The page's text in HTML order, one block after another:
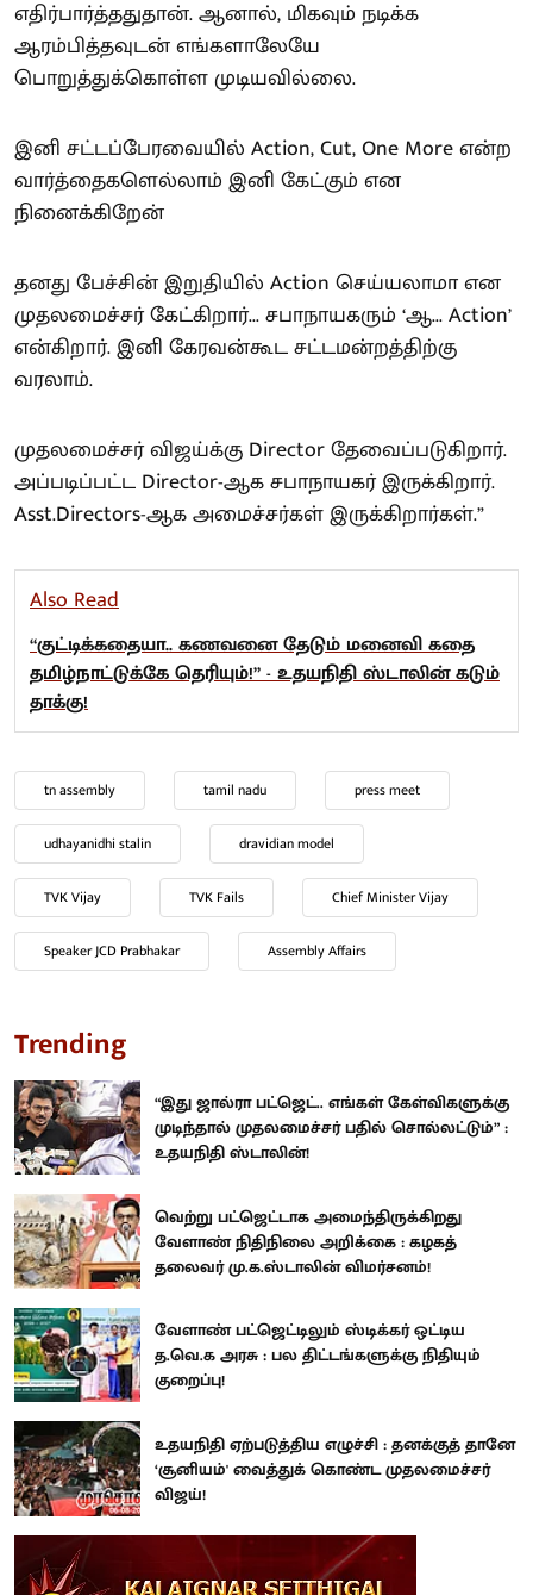
எதிர்பார்த்ததுதான். ஆனால், மிகவும் நடிக்க
ஆரம்பித்தவுடன் எங்களாலேயே
பொறுத்துக்கொள்ள முடியவில்லை.
இனி சட்டப்பேரவையில் Action, Cut, One More என்ற
வார்த்தைகளெல்லாம் இனி கேட்கும் என
நினைக்கிறேன்
தனது பேச்சின் இறுதியில் Action செய்யலாமா என
முதலமைச்சர் கேட்கிறார்... சபாநாயகரும் ‘ஆ... Action’
என்கிறார். இனி கேரவன்கூட சட்டமன்றத்திற்கு
வரலாம்.
முதலமைச்சர் விஜய்க்கு Director தேவைப்படுகிறார்.
அப்படிப்பட்ட Director-ஆக சபாநாயகர் இருக்கிறார்.
Asst.Directors-ஆக அமைச்சர்கள் இருக்கிறார்கள்.”
Also Read
“குட்டிக்கதையா.. கணவனை தேடும் மனைவி கதை
தமிழ்நாட்டுக்கே தெரியும்!” - உதயநிதி ஸ்டாலின் கடும்
தாக்கு!
tn assembly tamil nadu press meet
udhayanidhi stalin dravidian model
TVK Vijay TVK Fails Chief Minister Vijay
Speaker JCD Prabhakar Assembly Affairs
Trending
“இது ஜால்ரா பட்ஜெட்.. எங்கள் கேள்விகளுக்கு
முடிந்தால் முதலமைச்சர் பதில் சொல்லட்டும்” :
உதயநிதி ஸ்டாலின்!
வெற்று பட்ஜெட்டாக அமைந்திருக்கிறது
வேளாண் நிதிநிலை அறிக்கை : கழகத்
தலைவர் மு.க.ஸ்டாலின் விமர்சனம்!
வேளாண் பட்ஜெட்டிலும் ஸ்டிக்கர் ஒட்டிய
த.வெ.க அரசு : பல திட்டங்களுக்கு நிதியும்
குறைப்பு!
உதயநிதி ஏற்படுத்திய எழுச்சி : தனக்குத் தானே
‘சூனியம்' வைத்துக் கொண்ட முதலமைச்சர்
விஜய்!